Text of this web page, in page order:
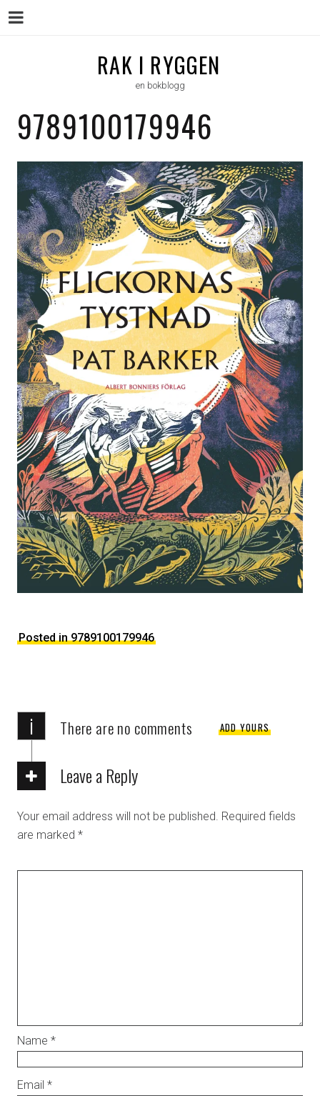
RAK I RYGGEN
en bokblogg
9789100179946
Posted in 9789100179946
i There are no comments ADD YOURS
Leave a Reply
Your email address will not be published. Required fields
are marked *
Name *
Email *
Menu